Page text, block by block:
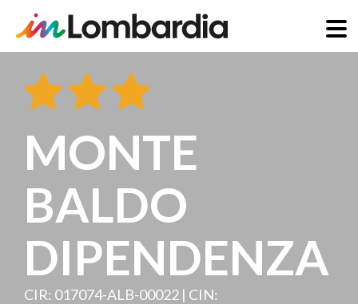
MONTE
BALDO
DIPENDENZA
CIR: 017074-ALB-00022 | CIN: